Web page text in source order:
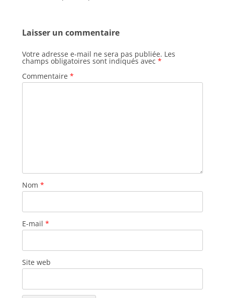
Laisser un commentaire
Votre adresse e-mail ne sera pas publiée. Les
champs obligatoires sont indiqués avec *
Commentaire *
Nom *
E-mail *
Site web